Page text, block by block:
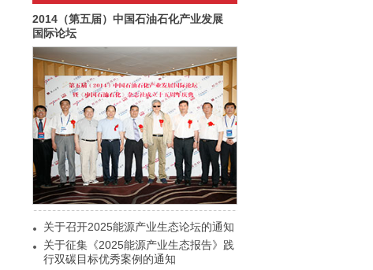
2014（第五届）中国石油石化产业发展
国际论坛
关于召开2025能源产业生态论坛的通知
关于征集《2025能源产业生态报告》践
行双碳目标优秀案例的通知